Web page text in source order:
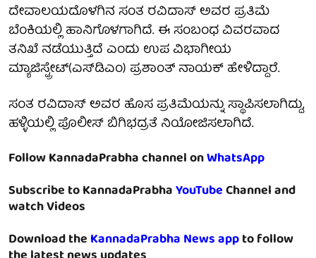
ದೇವಾಲಯದೊಳಗಿನ ಸಂತ ರವಿದಾಸ್ ಅವರ ಪ್ರತಿಮೆ
ಬೆಂಕಿಯಲ್ಲಿ ಹಾನಿಗೊಳಗಾಗಿದೆ. ಈ ಸಂಬಂಧ ವಿವರವಾದ
ತನಿಖೆ ನಡೆಯುತ್ತಿದೆ ಎಂದು ಉಪ ವಿಭಾಗೀಯ
ಮ್ಯಾಜಿಸ್ಟ್ರೇಟ್(ಎಸ್‌ಡಿಎಂ) ಪ್ರಶಾಂತ್ ನಾಯಕ್ ಹೇಳಿದ್ದಾರೆ.
ಸಂತ ರವಿದಾಸ್ ಅವರ ಹೊಸ ಪ್ರತಿಮೆಯನ್ನು ಸ್ಥಾಪಿಸಲಾಗಿದ್ದು,
ಹಳ್ಳಿಯಲ್ಲಿ ಪೊಲೀಸ್ ಬಿಗಿಭದ್ರತೆ ನಿಯೋಜಿಸಲಾಗಿದೆ.
Follow KannadaPrabha channel onWhatsApp
Subscribe to KannadaPrabhaYouTubeChannel and
watch Videos
Download theKannadaPrabha News appto follow